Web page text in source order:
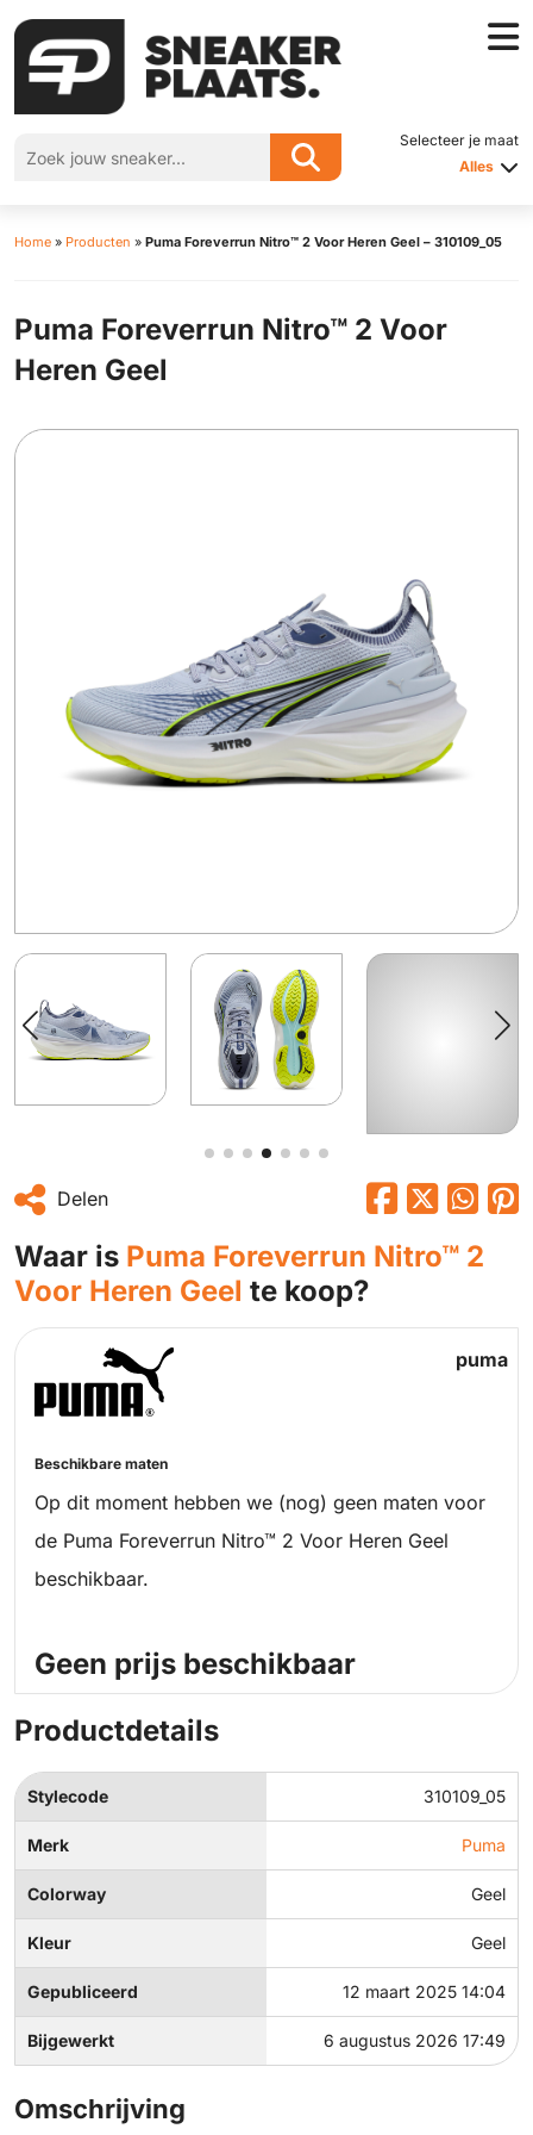
Selecteer je maat
Alles
Home » Producten » Puma Foreverrun Nitro™ 2 Voor Heren Geel – 310109_05
Puma Foreverrun Nitro™ 2 Voor
Heren Geel
Delen
Waar is Puma Foreverrun Nitro™ 2
Voor Heren Geel te koop?
puma
Beschikbare maten
Op dit moment hebben we (nog) geen maten voor
de Puma Foreverrun Nitro™ 2 Voor Heren Geel
beschikbaar.
Geen prijs beschikbaar
Productdetails
Stylecode 310109_05
Merk Puma
Colorway Geel
Kleur Geel
Gepubliceerd 12 maart 2025 14:04
Bijgewerkt 6 augustus 2026 17:49
Omschrijving